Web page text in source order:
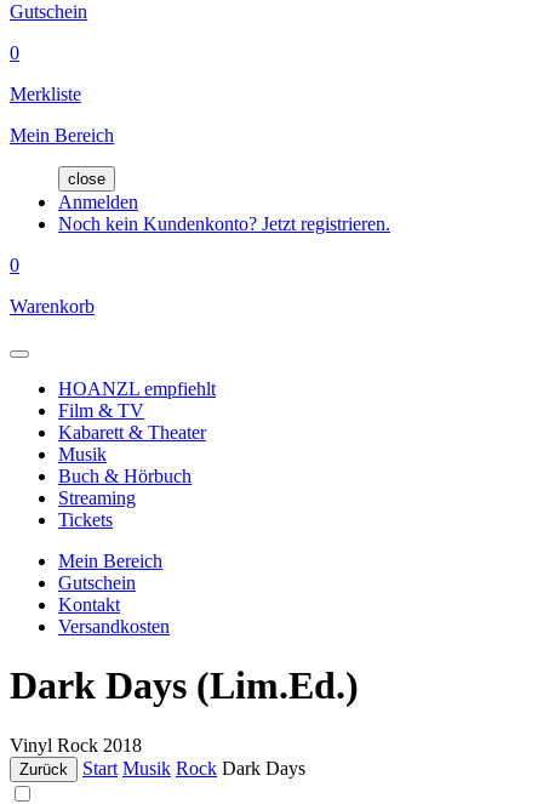
Gutschein
0
Merkliste
Mein Bereich
close
Anmelden
Noch kein Kundenkonto? Jetzt registrieren.
0
Warenkorb
HOANZL empfiehlt
Film & TV
Kabarett & Theater
Musik
Buch & Hörbuch
Streaming
Tickets
Mein Bereich
Gutschein
Kontakt
Versandkosten
Dark Days (Lim.Ed.)
Vinyl Rock 2018
Zurück Start Musik Rock Dark Days